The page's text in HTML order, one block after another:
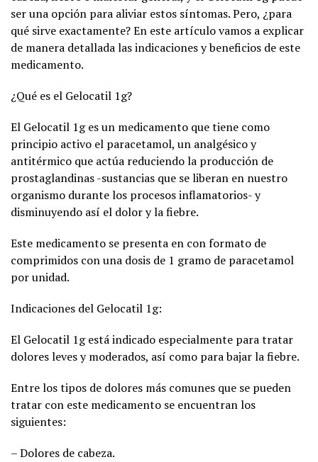
ser una opción para aliviar estos síntomas. Pero, ¿para
qué sirve exactamente? En este artículo vamos a explicar
de manera detallada las indicaciones y beneficios de este
medicamento.
¿Qué es el Gelocatil 1g?
El Gelocatil 1g es un medicamento que tiene como
principio activo el paracetamol, un analgésico y
antitérmico que actúa reduciendo la producción de
prostaglandinas -sustancias que se liberan en nuestro
organismo durante los procesos inflamatorios- y
disminuyendo así el dolor y la fiebre.
Este medicamento se presenta en con formato de
comprimidos con una dosis de 1 gramo de paracetamol
por unidad.
Indicaciones del Gelocatil 1g:
El Gelocatil 1g está indicado especialmente para tratar
dolores leves y moderados, así como para bajar la fiebre.
Entre los tipos de dolores más comunes que se pueden
tratar con este medicamento se encuentran los
siguientes:
– Dolores de cabeza.